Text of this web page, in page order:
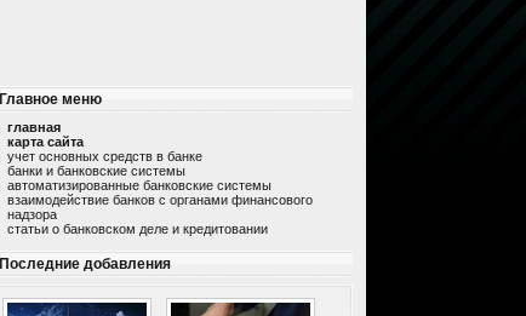
Главное меню
главная
карта сайта
учет основных средств в банке
банки и банковские системы
автоматизированные банковские системы
взаимодействие банков с органами финансового
надзора
статьи о банковском деле и кредитовании
Последние добавления